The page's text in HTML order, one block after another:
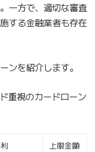
一方で、適切な審査
する金融業者も存在
ンを紹介します。
重視のカードローン
上限金額